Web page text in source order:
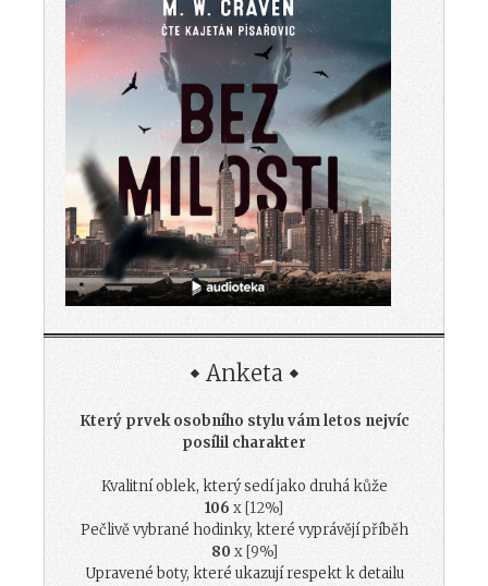
Anketa
Který prvek osobního stylu vám letos nejvíc
posílil charakter
Kvalitní oblek, který sedí jako druhá kůže
106 x [12%]
Pečlivě vybrané hodinky, které vyprávějí příběh
80 x [9%]
Upravené boty, které ukazují respekt k detailu